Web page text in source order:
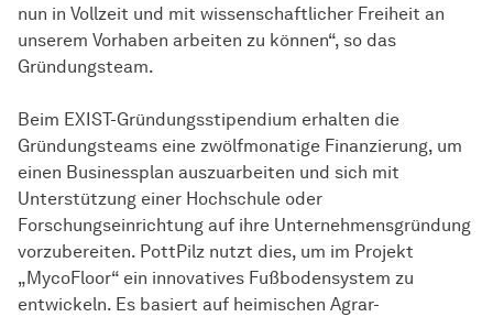
nun in Vollzeit und mit wissenschaftlicher Freiheit an
unserem Vorhaben arbeiten zu können“, so das
Gründungsteam.
Beim EXIST-Gründungsstipendium erhalten die
Gründungsteams eine zwölfmonatige Finanzierung, um
einen Businessplan auszuarbeiten und sich mit
Unterstützung einer Hochschule oder
Forschungseinrichtung auf ihre Unternehmensgründung
vorzubereiten. PottPilz nutzt dies, um im Projekt
„MycoFloor“ ein innovatives Fußbodensystem zu
entwickeln. Es basiert auf heimischen Agrar-